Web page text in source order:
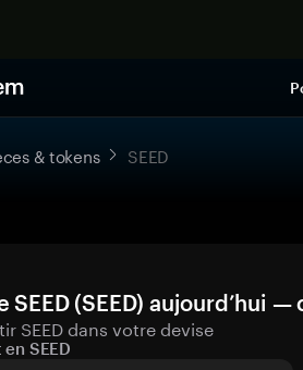
& tokens SEED
SEED (SEED) aujourd’hui
SEED dans votre devise
SEED